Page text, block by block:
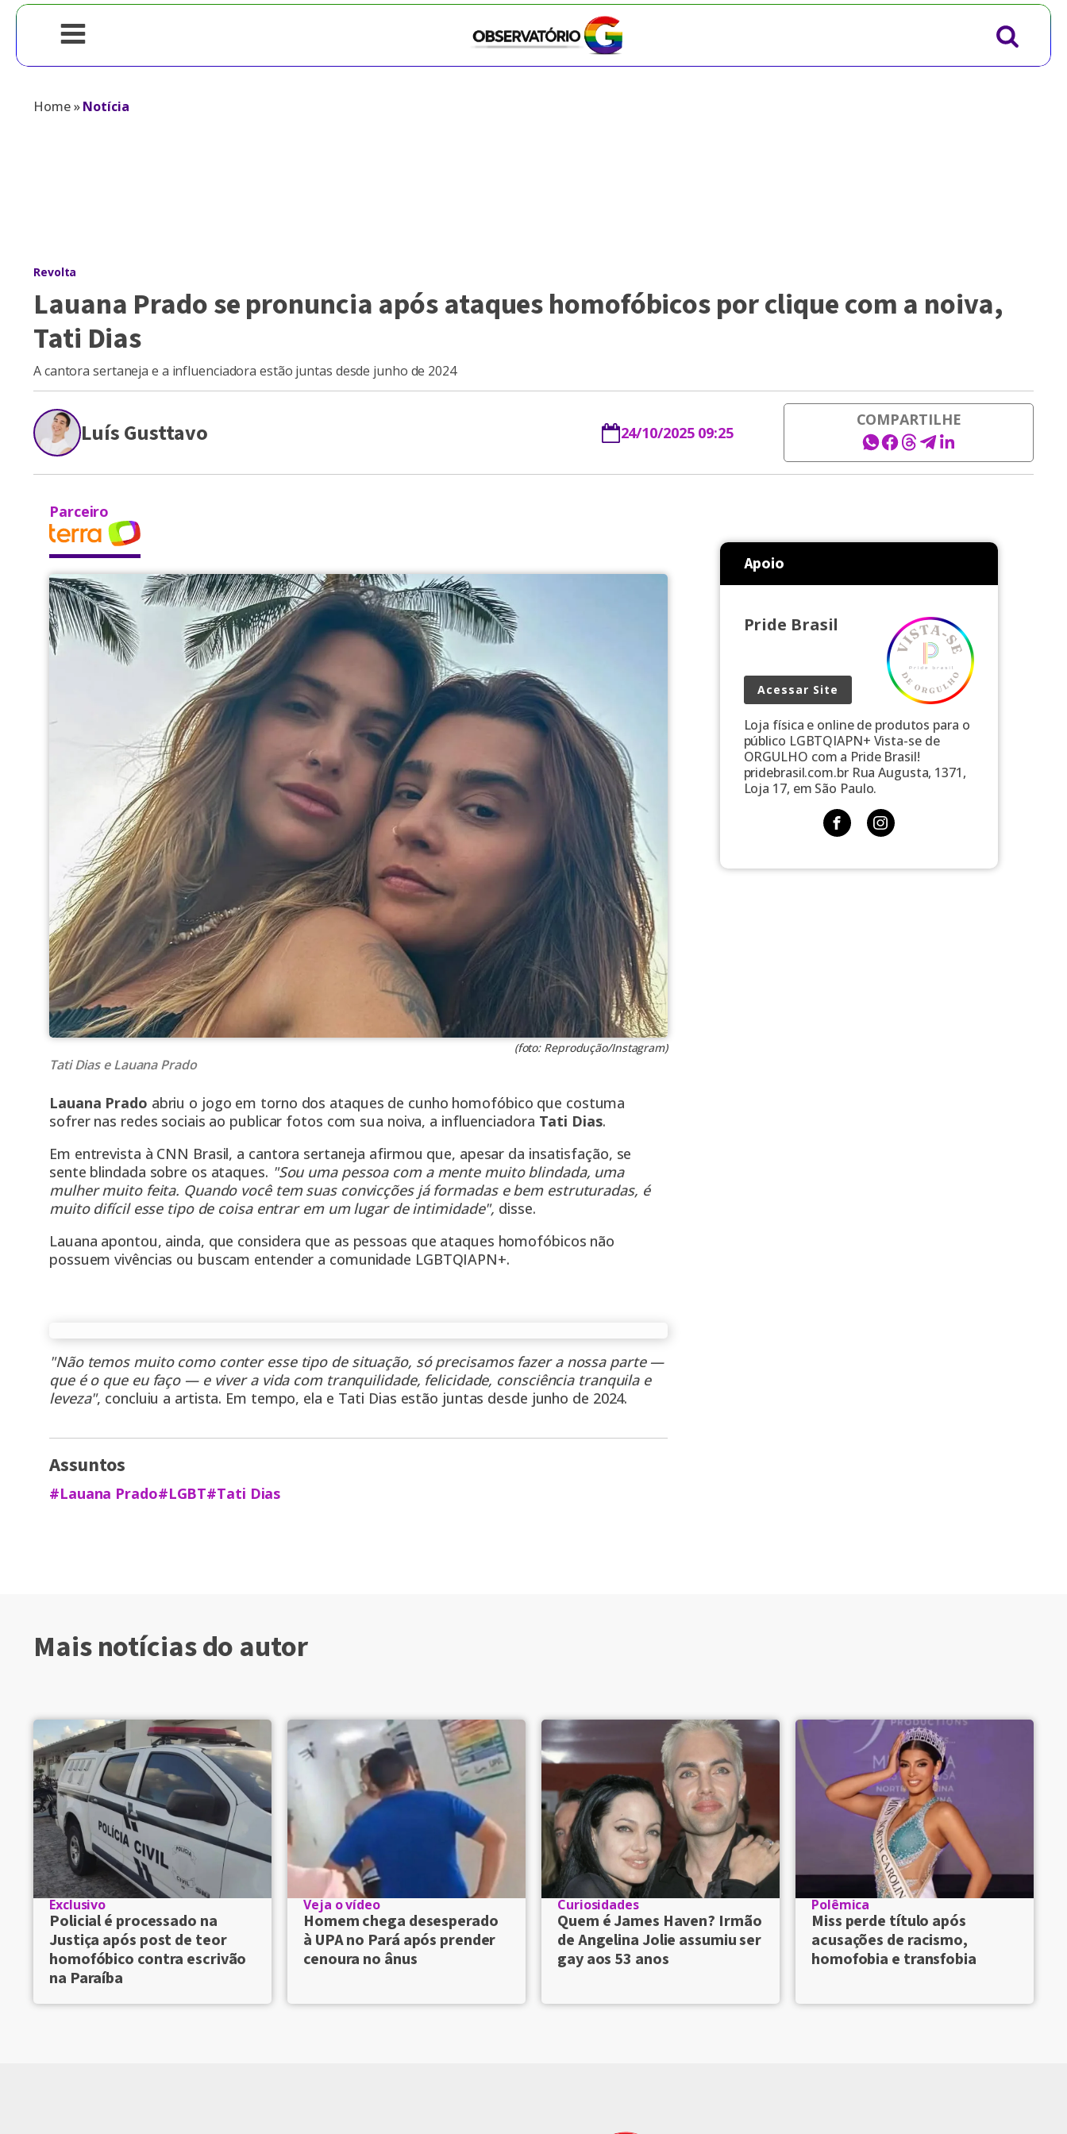
Home»Notícia
Revolta
Lauana Prado se pronuncia após ataques homofóbicos por clique com a noiva,
Tati Dias
A cantora sertaneja e a influenciadora estão juntas desde junho de 2024
Luís Gusttavo 24/10/2025 09:25
COMPARTILHE
Parceiro
(foto: Reprodução/Instagram)
Tati Dias e Lauana Prado
Lauana Prado abriu o jogo em torno dos ataques de cunho homofóbico que costuma
sofrer nas redes sociais ao publicar fotos com sua noiva, a influenciadora Tati Dias.
Em entrevista à CNN Brasil, a cantora sertaneja afirmou que, apesar da insatisfação, se
sente blindada sobre os ataques. "Sou uma pessoa com a mente muito blindada, uma
mulher muito feita. Quando você tem suas convicções já formadas e bem estruturadas, é
muito difícil esse tipo de coisa entrar em um lugar de intimidade", disse.
Lauana apontou, ainda, que considera que as pessoas que ataques homofóbicos não
possuem vivências ou buscam entender a comunidade LGBTQIAPN+.
"Não temos muito como conter esse tipo de situação, só precisamos fazer a nossa parte —
que é o que eu faço — e viver a vida com tranquilidade, felicidade, consciência tranquila e
leveza", concluiu a artista. Em tempo, ela e Tati Dias estão juntas desde junho de 2024.
Assuntos
#Lauana Prado#LGBT#Tati Dias
Apoio
Pride Brasil
Acessar Site
Loja física e online de produtos para o
público LGBTQIAPN+ Vista-se de
ORGULHO com a Pride Brasil!
pridebrasil.com.br Rua Augusta, 1371,
Loja 17, em São Paulo.
Mais notícias do autor
Exclusivo
Policial é processado na
Justiça após post de teor
homofóbico contra escrivão
na Paraíba
Veja o vídeo
Homem chega desesperado
à UPA no Pará após prender
cenoura no ânus
Curiosidades
Quem é James Haven? Irmão
de Angelina Jolie assumiu ser
gay aos 53 anos
Polêmica
Miss perde título após
acusações de racismo,
homofobia e transfobia